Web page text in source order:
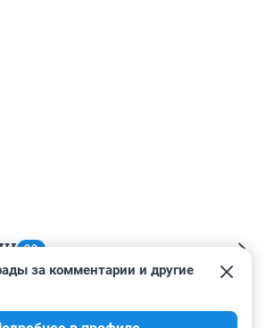
20
за комментарии и другие